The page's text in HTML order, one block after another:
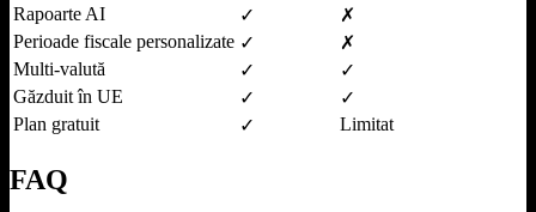
Rapoarte AI
✓
✗
Perioade fiscale personalizate ✓
✗
Multi-valută
✓
✓
Găzduit în UE
✓
✓
Plan gratuit
✓ Limitat
FAQ